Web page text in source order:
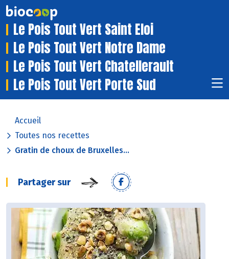
Le Pois Tout Vert Saint Eloi
Le Pois Tout Vert Notre Dame
Le Pois Tout Vert Chatellerault
Le Pois Tout Vert Porte Sud
Accueil
Toutes nos recettes
Gratin de choux de Bruxelles...
Partager sur